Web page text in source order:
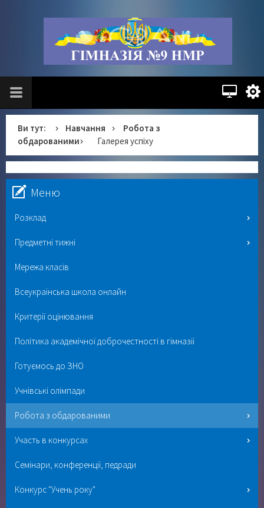
Ви тут: Навчання
Робота з
обдарованими
Галерея успіху
Меню
Розклад
Предметні тижні
Мережа класів
Всеукраїнська школа онлайн
Критерії оцінювання
Політика академічної доброчестності в гімназії
Готуємось до ЗНО
Учнівські олімпади
Робота з обдарованими
Участь в конкурсах
Семінари, конференції, педради
Конкурс "Учень року"